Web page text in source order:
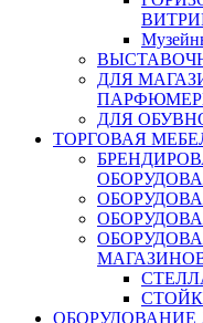
ДЛЯ
ДЛЯ
ТОРГОВАЯ
ОБОРУДОВАНИЕ